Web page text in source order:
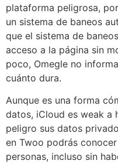
plataforma peligrosa,
un sistema de baneos
que el sistema de
acceso a la página sin
poco, Omegle no
cuánto dura.
Aunque es una forma
datos, iCloud es weak a
peligro sus datos
en Twoo podrás
personas, incluso sin